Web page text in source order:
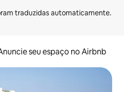
seu espaço no Airbnb